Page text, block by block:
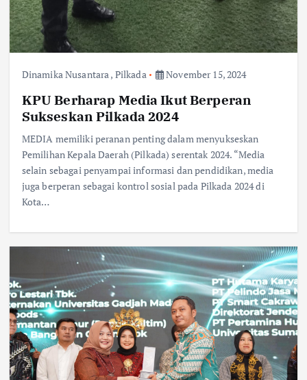
Dinamika Nusantara , Pilkada November 15, 2024
KPU Berharap Media Ikut Berperan
Sukseskan Pilkada 2024
MEDIA memiliki peranan penting dalam menyukseskan
Pemilihan Kepala Daerah (Pilkada) serentak 2024. “Media
selain sebagai penyampai informasi dan pendidikan, media
juga berperan sebagai kontrol sosial pada Pilkada 2024 di
Kota…